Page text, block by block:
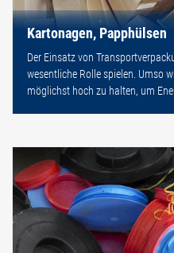
Kartonagen, Papphülsen
Der Einsatz von
wesentliche Rolle spielen. Umso
möglichst hoch zu halten, um